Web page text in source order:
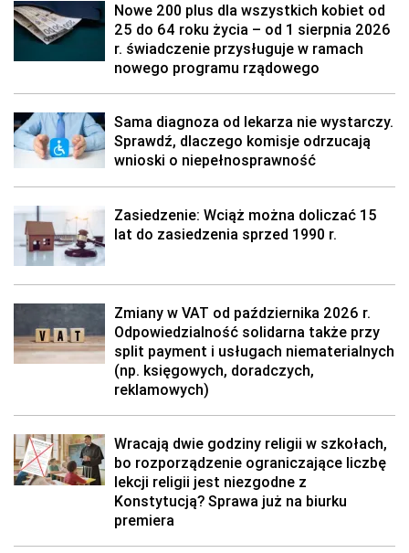
Nowe 200 plus dla wszystkich kobiet od
25 do 64 roku życia – od 1 sierpnia 2026
r. świadczenie przysługuje w ramach
nowego programu rządowego
Sama diagnoza od lekarza nie wystarczy.
Sprawdź, dlaczego komisje odrzucają
wnioski o niepełnosprawność
Zasiedzenie: Wciąż można doliczać 15
lat do zasiedzenia sprzed 1990 r.
Zmiany w VAT od października 2026 r.
Odpowiedzialność solidarna także przy
split payment i usługach niematerialnych
(np. księgowych, doradczych,
reklamowych)
Wracają dwie godziny religii w szkołach,
bo rozporządzenie ograniczające liczbę
lekcji religii jest niezgodne z
Konstytucją? Sprawa już na biurku
premiera